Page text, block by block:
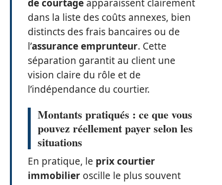
de courtage apparaissent clairement
dans la liste des coûts annexes, bien
distincts des frais bancaires ou de
l’assurance emprunteur. Cette
séparation garantit au client une
vision claire du rôle et de
l’indépendance du courtier.
Montants pratiqués : ce que vous
pouvez réellement payer selon les
situations
En pratique, le prix courtier
immobilier oscille le plus souvent